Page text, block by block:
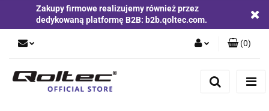
Zakupy firmowe realizujemy również przez
dedykowaną platformę B2B: b2b.qoltec.com.
(0)